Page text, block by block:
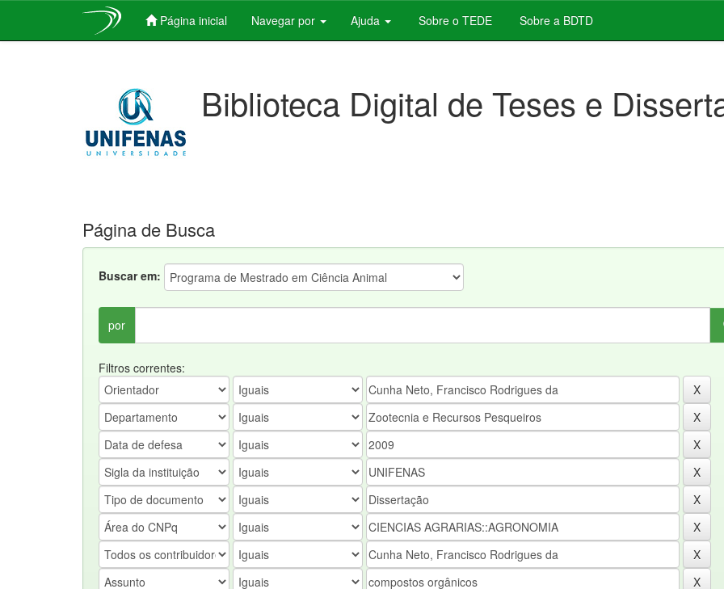
Página inicial Navegar por Ajuda Sobre o TEDE Sobre a BDTD
Biblioteca Digital de Teses e
Página de Busca
Buscar em:
por
Filtros correntes: